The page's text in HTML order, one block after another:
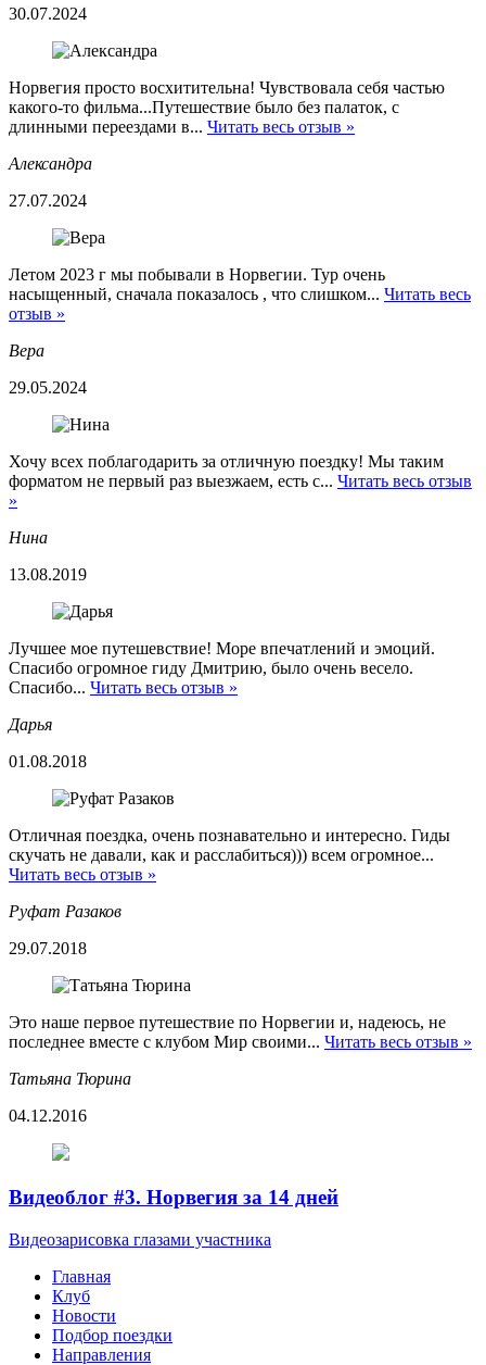
30.07.2024
Норвегия просто восхитительна! Чувствовала себя частью
какого-то фильма...Путешествие было без палаток, с
длинными переездами в... Читать весь отзыв »
Александра
27.07.2024
Летом 2023 г мы побывали в Норвегии. Тур очень
насыщенный, сначала показалось , что слишком... Читать весь
отзыв »
Вера
29.05.2024
Хочу всех поблагодарить за отличную поездку! Мы таким
форматом не первый раз выезжаем, есть с... Читать весь отзыв
»
Нина
13.08.2019
Лучшее мое путешевствие! Море впечатлений и эмоций.
Спасибо огромное гиду Дмитрию, было очень весело.
Спасибо... Читать весь отзыв »
Дарья
01.08.2018
Отличная поездка, очень познавательно и интересно. Гиды
скучать не давали, как и расслабиться))) всем огромное...
Читать весь отзыв »
Руфат Разаков
29.07.2018
Это наше первое путешествие по Норвегии и, надеюсь, не
последнее вместе с клубом Мир своими... Читать весь отзыв »
Татьяна Тюрина
04.12.2016
Видеоблог #3. Норвегия за 14 дней
Видеозарисовка глазами участника
Главная
Клуб
Новости
Подбор поездки
Направления